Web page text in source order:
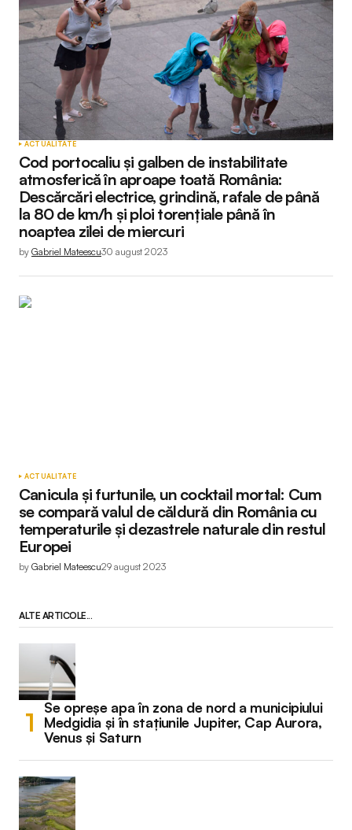
ACTUALITATE
Cod portocaliu și galben de instabilitate
atmosferică în aproape toată România:
Descărcări electrice, grindină, rafale de până
la 80 de km/h și ploi torențiale până în
noaptea zilei de miercuri
by Gabriel Mateescu30 august 2023
ACTUALITATE
Canicula și furtunile, un cocktail mortal: Cum
se compară valul de căldură din România cu
temperaturile și dezastrele naturale din restul
Europei
by Gabriel Mateescu29 august 2023
ALTE ARTICOLE...
Se opreșe apa în zona de nord a municipiului
Medgidia și în stațiunile Jupiter, Cap Aurora,
Venus și Saturn